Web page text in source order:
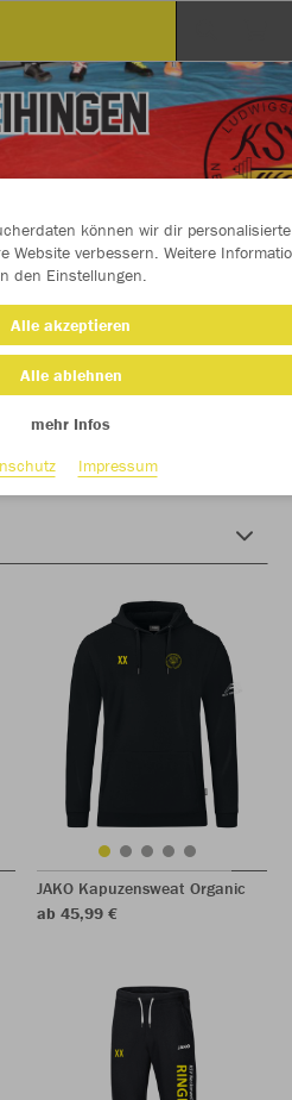
im Teamshop KSV
JAKO Kapuzensweat Organic
ab 45,99 €
können wir dir personalisierte
Website verbessern. Weitere
den Einstellungen.
Alle akzeptieren
Alle ablehnen
mehr Infos
Impressum